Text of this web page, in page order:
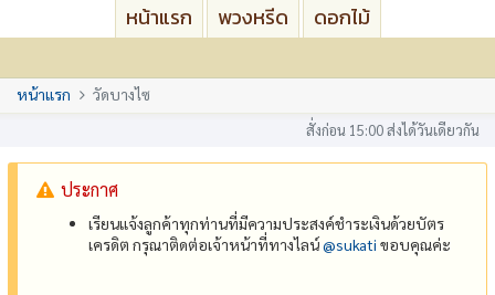
หน้าแรก พวงหรีด ดอกไม้
หน้าแรก วัดบางไซ
สั่งก่อน 15:00 ส่งได้วันเดียวกัน
ประกาศ
เรียนแจ้งลูกค้าทุกท่านที่มีความประสงค์ชำระเงินด้วยบัตร
เครดิต กรุณาติดต่อเจ้าหน้าที่ทางไลน์@‌sukati ขอบคุณค่ะ